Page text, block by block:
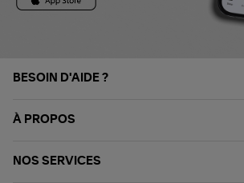
BESOIN D'AIDE ?
À PROPOS
NOS SERVICES